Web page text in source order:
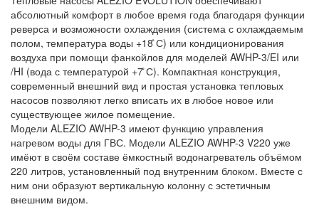
абсолютный комфорт в любое время года благодаря функции
реверса и возможности охлаждения (система с охлаждаемым
полом, температура воды +18 ̊С) или кондиционирования
воздуха при помощи фанкойлов для моделей AWHP-3/EI или
/HI (вода с температурой +7 ̊С). Компактная конструкция,
современный внешний вид и простая установка тепловых
насосов позволяют легко вписать их в любое новое или
существующее жилое помещение.
Модели ALEZIO AWHP-3 имеют функцию управления
нагревом воды для ГВС. Модели ALEZIO AWHP-3 V220 уже
имёют в своём составе ёмкостный водонагреватель объёмом
220 литров, установленный под внутренним блоком. Вместе с
ним они образуют вертикальную колонну с эстетичным
внешним видом.